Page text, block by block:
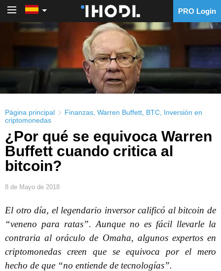
PRO Login
Página principal Finanzas Warren Buffett BTC Inversión en
criptomonedas
¿Por qué se equivoca Warren
Buffett cuando critica al
bitcoin?
8 de Mayo de 2018
El otro día, el legendario inversor calificó al bitcoin de
“veneno para ratas”. Aunque no es fácil llevarle la
contraria al oráculo de Omaha, algunos expertos en
criptomonedas creen que se equivoca por el mero
hecho de que “no entiende de tecnologías”.